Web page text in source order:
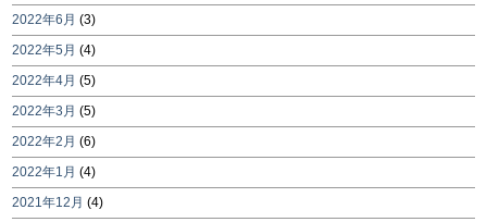
2022年6月 (3)
2022年5月 (4)
2022年4月 (5)
2022年3月 (5)
2022年2月 (6)
2022年1月 (4)
2021年12月 (4)